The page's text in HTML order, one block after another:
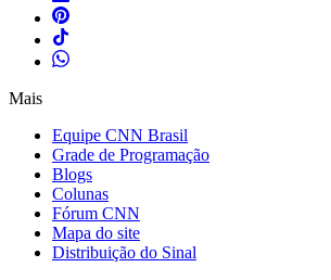
Mais
Equipe CNN Brasil
Grade de Programação
Blogs
Colunas
Fórum CNN
Mapa do site
Distribuição do Sinal